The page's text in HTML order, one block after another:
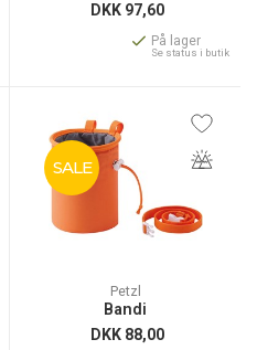
DKK 97,60
På lager
Se status i butik
SALE
Petzl
Bandi
DKK 88,00